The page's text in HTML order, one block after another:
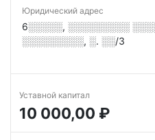
Юридический адрес
6░░░░░, ░░░░░░░░░
░░░░░░░░░, ░. ░░/3
Уставной капитал
10 000,00 ₽